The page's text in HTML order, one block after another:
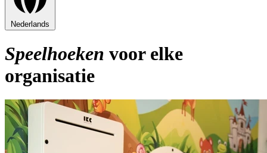
Nederlands
Speelhoeken voor elke
organisatie